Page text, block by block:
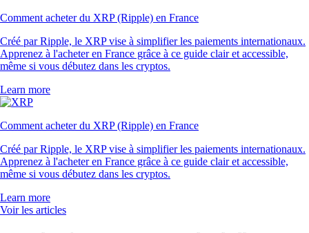
Comment acheter du XRP (Ripple) en France
Créé par Ripple, le XRP vise à simplifier les paiements internationaux.
Apprenez à l'acheter en France grâce à ce guide clair et accessible,
même si vous débutez dans les cryptos.
Learn more
Comment acheter du XRP (Ripple) en France
Créé par Ripple, le XRP vise à simplifier les paiements internationaux.
Apprenez à l'acheter en France grâce à ce guide clair et accessible,
même si vous débutez dans les cryptos.
Learn more
Voir les articles